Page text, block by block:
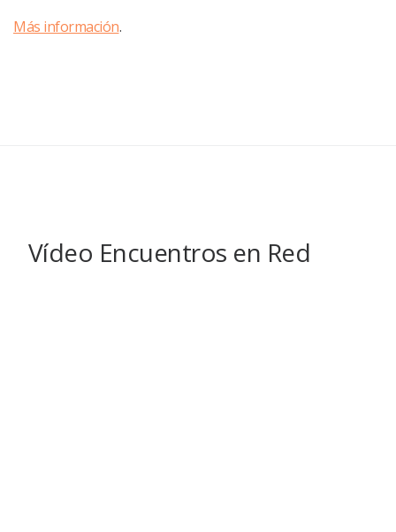
Más información.
Vídeo Encuentros en Red